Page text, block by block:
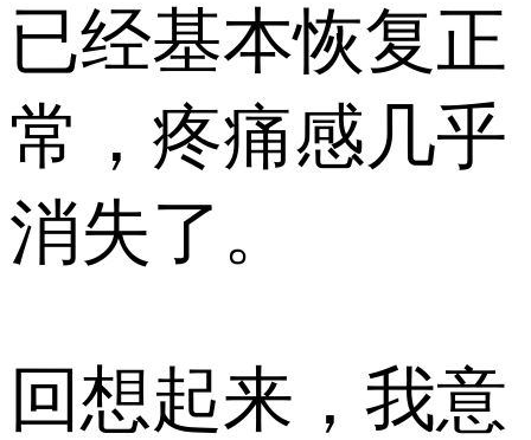
已经基本恢复正
常，疼痛感几乎
消失了。
回想起来，我意